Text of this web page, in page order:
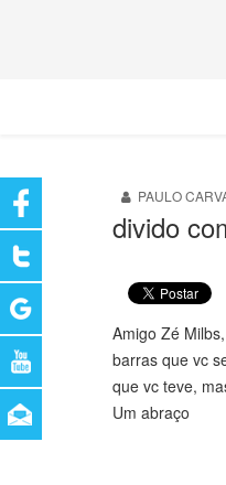
PAULO
divido
Amigo Zé
barras que vc
que vc teve,
Um abraço